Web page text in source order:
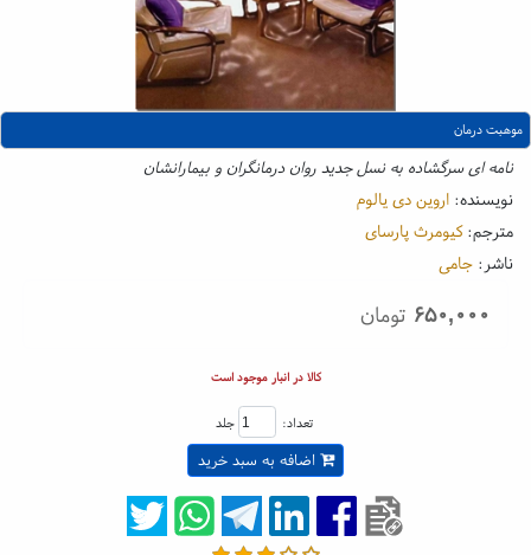
موهبت درمان
نامه ای سرگشاده به نسل جدید روان درمانگران و بیمارانشان
نویسنده: اروین دی یالوم
مترجم:کیومرث پارسای
ناشر: جامی
۶۵۰,۰۰۰ تومان
کالا در انبار موجود است
تعداد: جلد
اضافه به سبد خرید